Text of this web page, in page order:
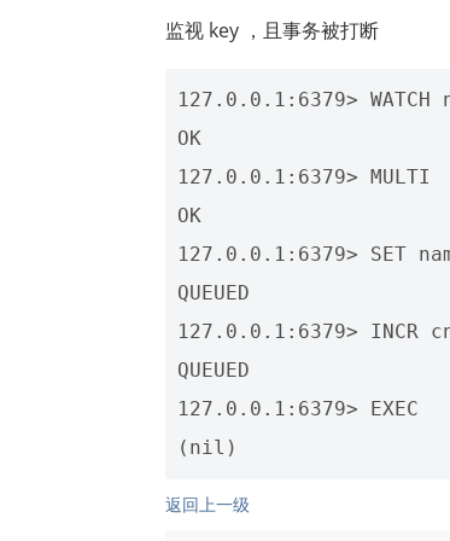
监视 key ，且事务被打断
127.0.0.1:6379> WATCH
OK
127.0.0.1:6379> MULTI
OK
127.0.0.1:6379> SET
QUEUED
127.0.0.1:6379> INCR
QUEUED
127.0.0.1:6379> EXEC
返回上一级